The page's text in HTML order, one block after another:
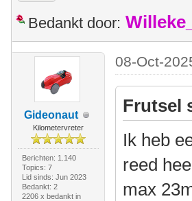
Bedankt door:
Gideonaut
Kilometervreter
Berichten: 1.140
Topics: 7
Lid sinds: Jun 2023
Bedankt: 2
2206 x bedankt in
08-Oct-
Frutsel
Ik heb
reed
max